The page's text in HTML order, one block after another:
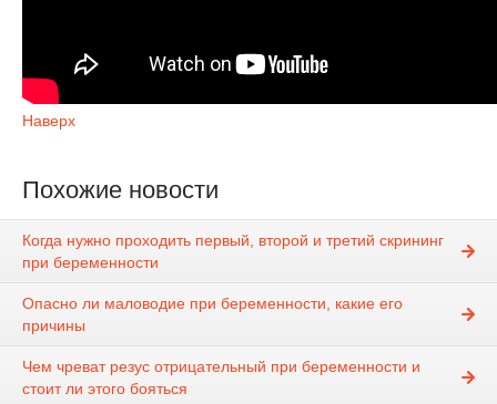
Наверх
Похожие новости
Когда нужно проходить первый, второй и третий скрининг
при беременности
Опасно ли маловодие при беременности, какие его
причины
Чем чреват резус отрицательный при беременности и
стоит ли этого бояться